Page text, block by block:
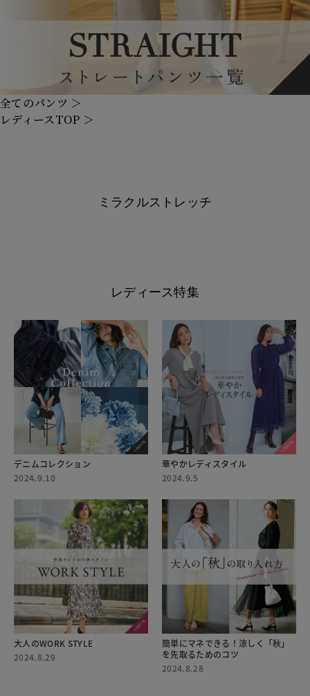
全てのパンツ ＞
レディースTOP ＞
ミラクルストレッチ
レディース特集
デニムコレクション
2024.9.10
華やかレディスタイル
2024.9.5
大人のWORK STYLE
2024.8.29
簡単にマネできる！涼しく「秋」
を先取るためのコツ
2024.8.28